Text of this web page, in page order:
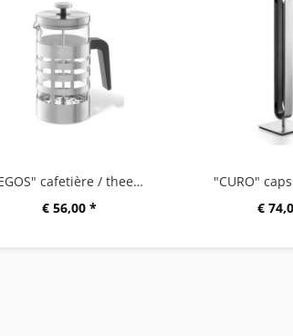
"SEGOS" cafetière / theemaker
€ 56,00 *
"CURO"
€